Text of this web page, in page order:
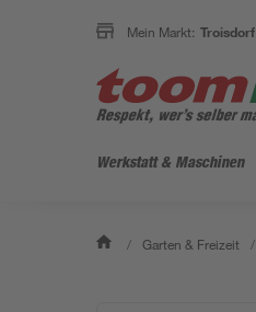
Mein Markt: Troisdorf
Werkstatt & Maschinen
/ Garten & Freizeit /